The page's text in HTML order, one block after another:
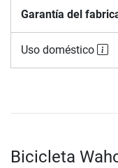
Garantía del
Uso doméstico
Bicicleta